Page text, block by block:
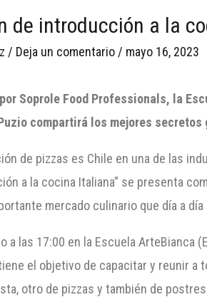
de introducción a la
/ Deja un comentario / mayo 16, 2023
Soprole Food Professionals, la
compartirá los mejores
de pizzas es Chile en una de las
a la cocina Italiana” se presenta
mercado culinario que día a
a las 17:00 en la Escuela ArteBianca
el objetivo de capacitar y reunir
otro de pizzas y también de